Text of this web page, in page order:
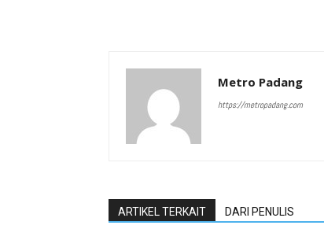
Metro Padang
https://metropadang.com
ARTIKEL TERKAIT DARI PENULIS